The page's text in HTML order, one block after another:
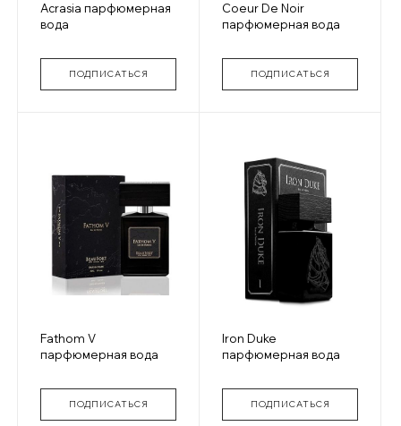
Acrasia парфюмерная
вода
ПОДПИСАТЬСЯ
Coeur De Noir
парфюмерная вода
ПОДПИСАТЬСЯ
Fathom V
парфюмерная вода
ПОДПИСАТЬСЯ
Iron Duke
парфюмерная вода
ПОДПИСАТЬСЯ